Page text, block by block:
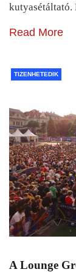
Read More
TIZENHETEDIK
A Lounge